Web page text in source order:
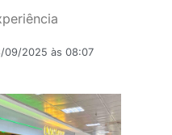
09/2025 às 08:07